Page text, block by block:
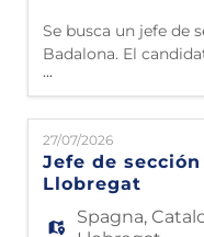
Se busca un jefe de
Badalona. El
directamente al
FUNCIONES: •
Planificar turnos y
fomentando un
desarrollo continuo
y formación: Realizar
continuas, dar
...
27/07/2026
Jefe de
Llobregat
Spagna,